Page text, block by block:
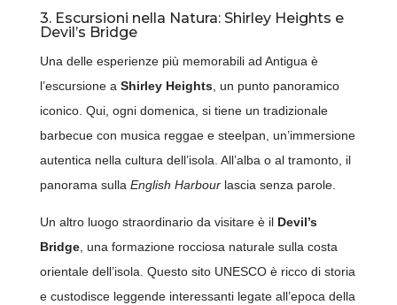
3. Escursioni nella Natura: Shirley Heights e
Devil’s Bridge
Una delle esperienze più memorabili ad Antigua è
l’escursione a Shirley Heights, un punto panoramico
iconico. Qui, ogni domenica, si tiene un tradizionale
barbecue con musica reggae e steelpan, un’immersione
autentica nella cultura dell’isola. All’alba o al tramonto, il
panorama sulla English Harbourlascia senza parole.
Un altro luogo straordinario da visitare è il Devil’s
Bridge, una formazione rocciosa naturale sulla costa
orientale dell’isola. Questo sito UNESCO è ricco di storia
e custodisce leggende interessanti legate all’epoca della